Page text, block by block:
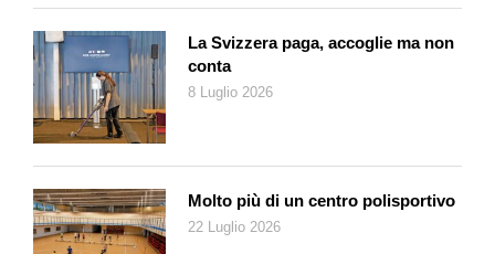
stesso); 2) ricordarsi che per procedere alla cancellazione del
profilo di un congiunto o amico non bisogna per forza
possedere un account Facebook: il «Centro Assistenza» in cui
richiederla è accessibile anche dalla pagina iniziale di
Facebook (ultima voce del menu a fine pagina).
eredi occorrerebbe predisporre un testamento digitale in cui
registrare tutte le password per i servizi informatici. È
un’accortezza non trascurabile, nella nostra epoca
La Svizzera paga, accoglie ma non
conta
8 Luglio 2026
Molto più di un centro polisportivo
22 Luglio 2026